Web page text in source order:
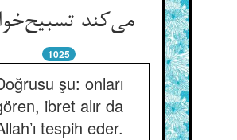
می‌کند
1025
şu: onları
ibret alır da
tespih eder.